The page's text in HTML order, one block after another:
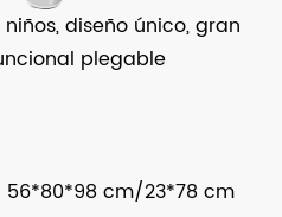
diseño único, gran
plegable
cm/23*78 cm